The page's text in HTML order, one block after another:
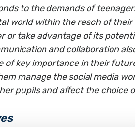
to the demands of
world within the reach of
or take advantage of its
and collaboration
of key importance in their
manage the social media
pupils and affect the choice